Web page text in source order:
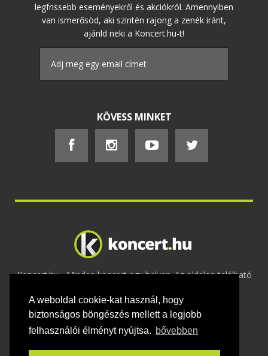
A weboldal cookie-kat használ, hogy
biztonságos böngészés mellett a legjobb
felhasználói élményt nyújtsa. bővebben
legfrissebb eseményekről és akciókról. Amennyiben
van ismerősöd, aki szintén rajong a zenék iránt,
ajánld neki a Koncert.hu-t!
KÖVESS MINKET
Koncert.hu - Minden koncert egy helyen. Az oldalon található
2020 Adatvédelem-ÁSZF-Felhasználási
feltételek-Webmaster- Kapcsolat és üzenet küldés